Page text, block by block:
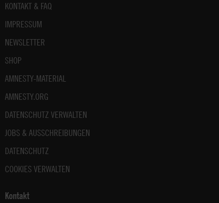
Fußbereich
KONTAKT & FAQ
IMPRESSUM
NEWSLETTER
SHOP
AMNESTY-MATERIAL
AMNESTY.ORG
DATENSCHUTZ VERWALTEN
JOBS & AUSSCHREIBUNGEN
DATENSCHUTZ
COOKIES VERWALTEN
Kontakt